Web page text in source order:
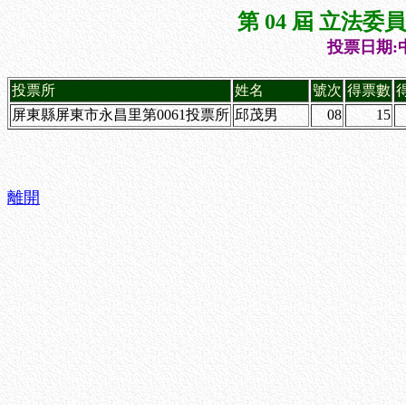
第 04 屆 立法委
投票日期:
投票所 姓名 號次 得票數
屏東縣屏東市永昌里第0061投票所 邱茂男 08 15
離開